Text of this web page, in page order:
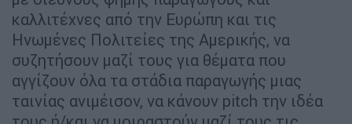
καλλιτέχνες από την Ευρώπη και τις
Ηνωμένες Πολιτείες της Αμερικής, να
συζητήσουν μαζί τους για θέματα που
αγγίζουν όλα τα στάδια παραγωγής μιας
ταινίας ανιμέισον, να κάνουν pitch την ιδέα